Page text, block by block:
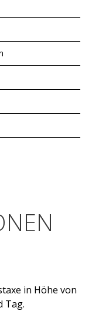
in Höhe von
Tag.